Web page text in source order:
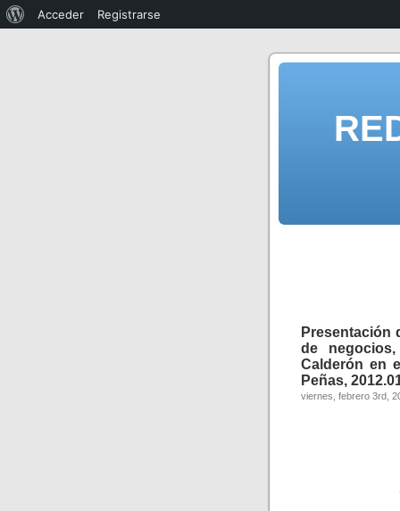
Presentación
de
Calderón en
Peñas,
viernes, febrero 3rd,
Acceder Registrarse